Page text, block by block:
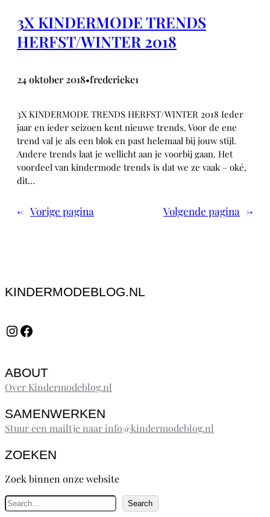
3X KINDERMODE TRENDS
HERFST/WINTER 2018
24 oktober 2018•frederieke1
3X KINDERMODE TRENDS HERFST/WINTER 2018 Ieder
jaar en ieder seizoen kent nieuwe trends. Voor de ene
trend val je als een blok en past helemaal bij jouw stijl.
Andere trends laat je wellicht aan je voorbij gaan. Het
voordeel van kindermode trends is dat we ze vaak – oké,
dit…
← Vorige pagina Volgende pagina →
KINDERMODEBLOG.NL
InstagramFacebook
ABOUT
Over Kindermodeblog.nl
SAMENWERKEN
Stuur een mailtje naar info@kindermodeblog.nl
ZOEKEN
Zoek binnen onze website
Z
o
Search